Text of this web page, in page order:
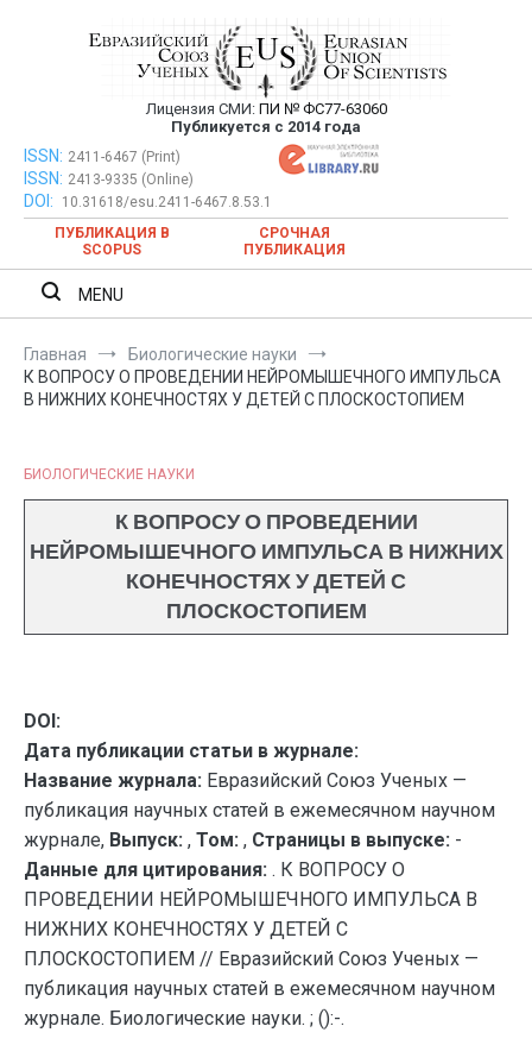
Евразийский Союз Ученых —
публикация научных статей в
ежемесячном научном журнале
Лицензия СМИ: ПИ № ФС77-63060
Публикуется с 2014 года
Евразийский Союз Ученых — публикация научных статей в
ежемесячном научном журнале
ISSN: 2411-6467 (Print)
ISSN: 2413-9335 (Online)
DOI:
10.31618/esu.2411-6467.8.53.1
ПУБЛИКАЦИЯ В
SCOPUS
СРОЧНАЯ
ПУБЛИКАЦИЯ
MENU
Главная
Биологические науки
К ВОПРОСУ О ПРОВЕДЕНИИ НЕЙРОМЫШЕЧНОГО ИМПУЛЬСА
В НИЖНИХ КОНЕЧНОСТЯХ У ДЕТЕЙ С ПЛОСКОСТОПИЕМ
БИОЛОГИЧЕСКИЕ НАУКИ
К ВОПРОСУ О ПРОВЕДЕНИИ
НЕЙРОМЫШЕЧНОГО ИМПУЛЬСА В НИЖНИХ
КОНЕЧНОСТЯХ У ДЕТЕЙ С
ПЛОСКОСТОПИЕМ
DOI:
Дата публикации статьи в журнале:
Название журнала: Евразийский Союз Ученых —
публикация научных статей в ежемесячном научном
журнале, Выпуск: , Том: , Страницы в выпуске: -
Данные для цитирования: . К ВОПРОСУ О
ПРОВЕДЕНИИ НЕЙРОМЫШЕЧНОГО ИМПУЛЬСА В
НИЖНИХ КОНЕЧНОСТЯХ У ДЕТЕЙ С
ПЛОСКОСТОПИЕМ // Евразийский Союз Ученых —
публикация научных статей в ежемесячном научном
журнале. Биологические науки. ; ():-.